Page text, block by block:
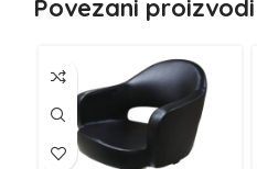
Povezani proizvodi